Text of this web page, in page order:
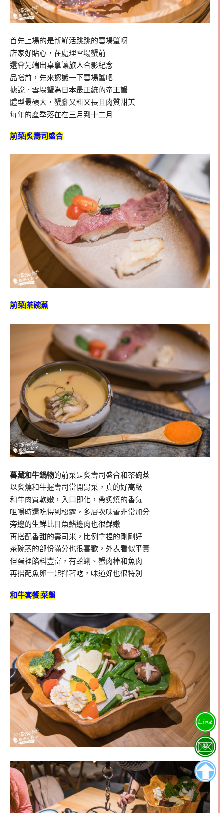
首先上場的是新鮮活跳跳的雪場蟹呀
店家好貼心，在處理雪場蟹前
還會先端出桌拿讓旅人合影紀念
品嚐前，先來認識一下雪場蟹吧
據說，雪場蟹為日本最正統的帝王蟹
體型最碩大，蟹腳又粗又長且肉質甜美
每年的產季落在在三月到十二月
前菜|炙壽司盛合
前菜|茶碗蒸
暮藏和牛鍋物的前菜是炙壽司盛合和茶碗蒸
以炙燒和牛握壽司當開胃菜，真的好高級
和牛肉質軟嫩，入口即化，帶炙燒的香氣
咀嚼時還吃得到松露，多層次味蕾非常加分
旁邊的生鮮比目魚鰭邊肉也很鮮嫩
再搭配香甜的壽司米，比例拿捏的剛剛好
茶碗蒸的部份滿分也很喜歡，外表看似平實
但蛋裡餡料豐富，有蛤蜊、蟹肉棒和魚肉
再搭配魚卵一起拌著吃，味道好也很特別
和牛套餐|菜盤